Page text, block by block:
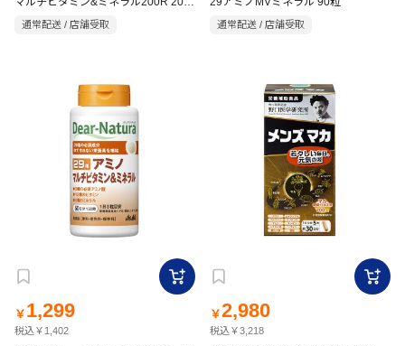
粒
通常配送 / 店舗受取 通常配送 / 店舗受取
￥ 1,299
税込￥1,402
￥2,980
税込￥3,218